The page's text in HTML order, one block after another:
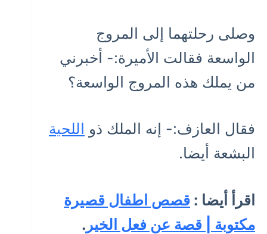
وصلى رحلتهما إلى المروج
الواسعة فقالت الأميرة:- أخبرني
من يملك هذه المروج الواسعة؟
فقال العازف:- إنه الملك ذو اللحية
البشعة أيضا.
اقرأ أيضا : قصص اطفال قصيرة
مكتوبة | قصة عن فعل الخير .